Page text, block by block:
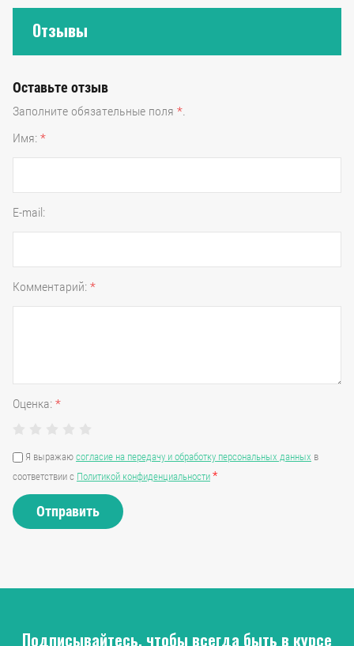
Отзывы
Оставьте отзыв
Заполните обязательные поля *.
Имя: *
E-mail:
Комментарий: *
Оценка: *
Я выражаю согласие на передачу и обработку персональных данных в
соответствии с Политикой конфиденциальности *
Отправить
Подписывайтесь, чтобы всегда быть в курсе